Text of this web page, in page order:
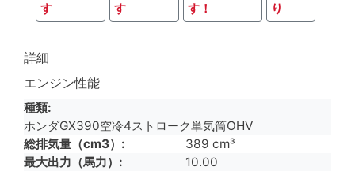
す
す
す！
り
詳細
エンジン性能
種類
ホンダGX390空冷4ストローク単気筒OHV
総排気量（cm3）
389 cm³
最大出力（馬力）
10.00